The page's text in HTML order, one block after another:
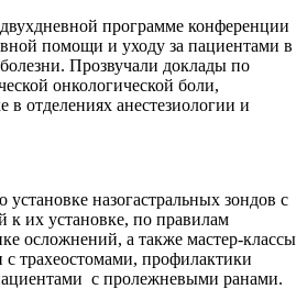
программе конференции
помощи и уходу за пациентами в
Прозвучали доклады по
онкологической боли,
отделениях анестезиологии и
назогастральных зондов с
к их установке, по правилам
осложнений, а также мастер-классы
с трахеостомами, профилактики
с пролежневыми ранами.